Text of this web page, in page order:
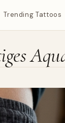
Trending Tattoos